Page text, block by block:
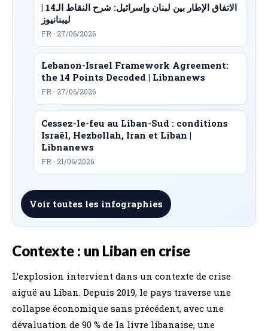
الاتفاق الإطار بين لبنان وإسرائيل: شرح النقاط الـ14 |
ليبنانيوز
FR · 27/06/2026
Lebanon-Israel Framework Agreement:
the 14 Points Decoded | Libnanews
FR · 27/06/2026
Cessez-le-feu au Liban-Sud : conditions
Israël, Hezbollah, Iran et Liban |
Libnanews
FR · 21/06/2026
Voir toutes les infographies
Contexte : un Liban en crise
L’explosion intervient dans un contexte de crise
aiguë au Liban. Depuis 2019, le pays traverse une
collapse économique sans précédent, avec une
dévaluation de 90 % de la livre libanaise, une